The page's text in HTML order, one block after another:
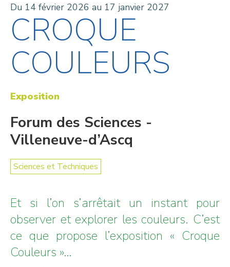
Du 14 février 2026 au 17 janvier 2027
CROQUE
COULEURS
Exposition
Forum des Sciences -
Villeneuve-d’Ascq
Sciences et Techniques
Et si l’on s’arrêtait un instant pour
observer et explorer les couleurs. C’est
ce que propose l’exposition « Croque
Couleurs »…